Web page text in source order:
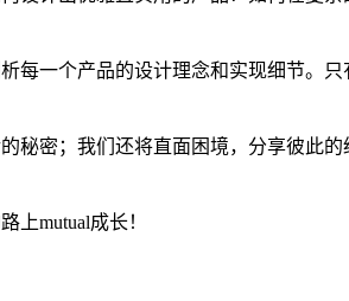
每一个产品的设计理念和实现细节。
秘密；我们还将直面困境，分享彼此
mutual成长！